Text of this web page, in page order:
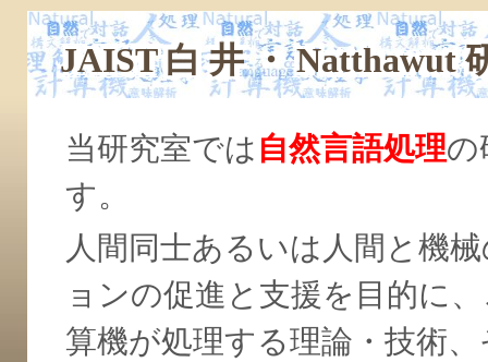
JAIST 白 井 ・ Natthawut
当研究室では 自然言語処理の
す。
人間同士あるいは人間と機
ョンの促進と支援を目的に
算機が処理する理論・技術